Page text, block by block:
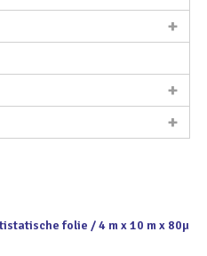
folie / 4 m x 10 m x 80µ